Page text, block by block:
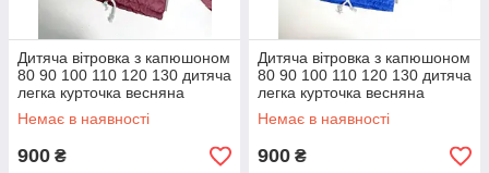
Дитяча вітровка з капюшоном
80 90 100 110 120 130 дитяча
легка курточка весняна
осінка
Немає в наявності
900 ₴
Дитяча вітровка з капюшоном
80 90 100 110 120 130 дитяча
легка курточка весняна
осінка
Немає в наявності
900 ₴